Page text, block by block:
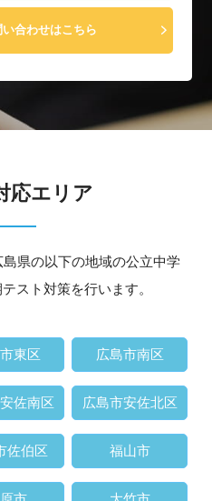
合わせはこちら
応エリア
県の以下の地域の公立中学
スト対策を行います。
東区 広島市南区
佐南区 広島市安佐北区
佐伯区 福山市